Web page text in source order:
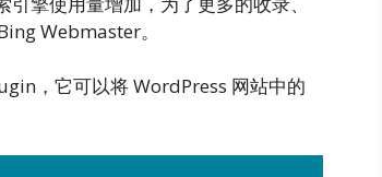
Webmaster。
，它可以将 WordPress 网站中的